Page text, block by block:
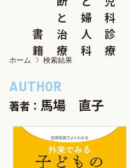
書
籍
と
治
療
婦
人
科
科
診
療
ホーム 検索結果
著者： 馬場 直子